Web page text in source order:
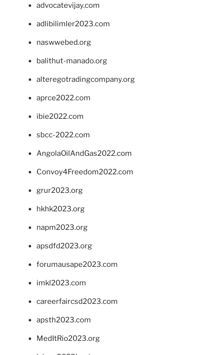
advocatevijay.com
adlibilimler2023.com
naswwebed.org
balithut-manado.org
alteregotradingcompany.org
aprce2022.com
ibie2022.com
sbcc-2022.com
AngolaOilAndGas2022.com
Convoy4Freedom2022.com
grur2023.org
hkhk2023.org
napm2023.org
apsdfd2023.org
forumausape2023.com
imkl2023.com
careerfaircsd2023.com
apsth2023.com
MedItRio2023.org